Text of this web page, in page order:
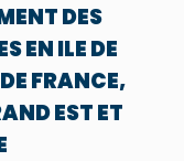
DES
EN ILE DE
FRANCE,
EST ET